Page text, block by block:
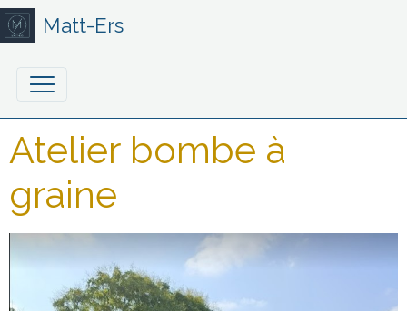
Matt-Ers
Atelier bombe à
graine